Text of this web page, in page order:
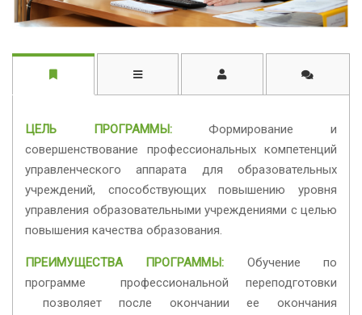
ЦЕЛЬ ПРОГРАММЫ:Формирование и
совершенствование профессиональных компетенций
управленческого аппарата для образовательных
учреждений, способствующих повышению уровня
управления образовательными учреждениями с целью
повышения качества образования.
ПРЕИМУЩЕСТВА ПРОГРАММЫ: Обучение по
программе профессиональной переподготовки
позволяет после окончании ее окончания